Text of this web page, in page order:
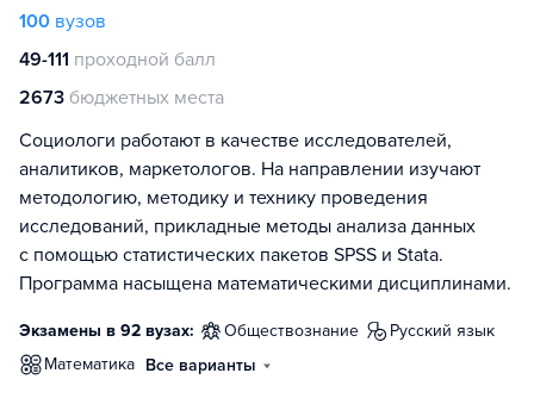
100 вузов
49-111 проходной балл
2673 бюджетных места
Социологи работают в качестве исследователей,
аналитиков, маркетологов. На направлении изучают
методологию, методику и технику проведения
исследований, прикладные методы анализа данных
с помощью статистических пакетов SPSS и Stata.
Программа насыщена математическими дисциплинами.
Экзамены в 92 вузах: обществознание
русский язык
математика Все варианты